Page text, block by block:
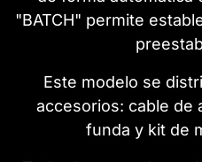
"BATCH" permite
Este modelo se
accesorios: cable de
funda y kit de